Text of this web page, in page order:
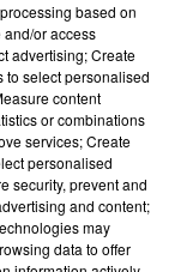
based on
and/or access
advertising; Create
to select personalised
content
or combinations
services; Create
personalised
security, prevent and
and content;
may
data to offer